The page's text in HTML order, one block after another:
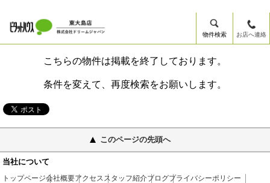
物件検索 お店へ連絡
こちらの物件は掲載を終了しております。
条件を変えて、再度検索をお願いします。
このページの先頭へ
当社について
トップページ会社概要アクセススタッフ紹介ブログプライバシーポリシー